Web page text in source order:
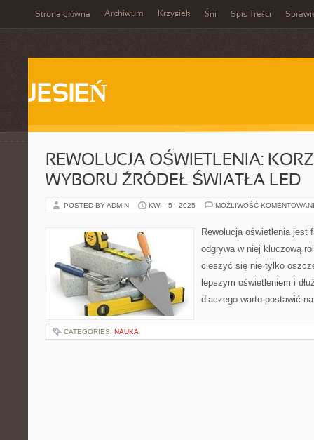
Strona główna Archiwum Krzysiek Śni Spis Treści
JESIEŃ
REWOLUCJA OŚWIETLENIA:
WYBORU ŹRÓDEŁ ŚWIATŁA LED
POSTED BY ADMIN KWI - 5 - 2025 MOŻLIWOŚĆ
Rewolucja oświetlenia jest
odgrywa w niej kluczową
cieszyć się nie tylko
lepszym oświetleniem i
dlaczego warto postawić
CATEGORIES: NAUKA